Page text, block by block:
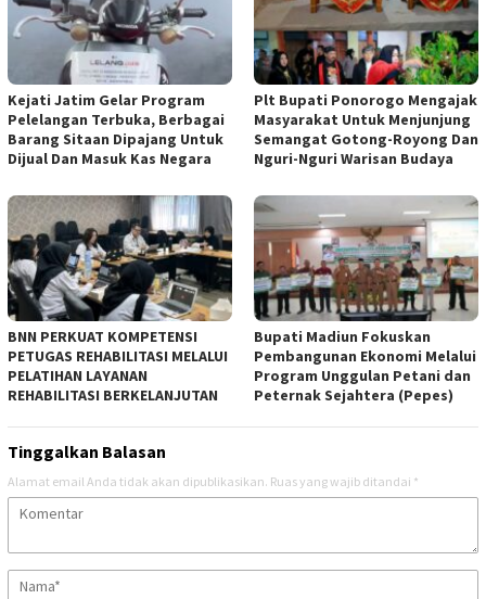
Kejati Jatim Gelar Program
Pelelangan Terbuka, Berbagai
Barang Sitaan Dipajang Untuk
Dijual Dan Masuk Kas Negara
Plt Bupati Ponorogo Mengajak
Masyarakat Untuk Menjunjung
Semangat Gotong-Royong Dan
Nguri-Nguri Warisan Budaya
BNN PERKUAT KOMPETENSI
PETUGAS REHABILITASI MELALUI
PELATIHAN LAYANAN
REHABILITASI BERKELANJUTAN
Bupati Madiun Fokuskan
Pembangunan Ekonomi Melalui
Program Unggulan Petani dan
Peternak Sejahtera (Pepes)
Tinggalkan Balasan
Alamat email Anda tidak akan dipublikasikan. Ruas yang wajib ditandai *